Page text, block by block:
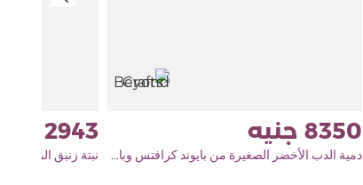
8350
2943
نبتة زنبق الزنجبيل